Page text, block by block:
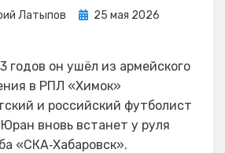
Латыпов
Posted
25 мая 2026
годов он ушёл из армейского
в РПЛ «Химок»
и российский футболист
вновь встанет у руля
«СКА‑Хабаровск».